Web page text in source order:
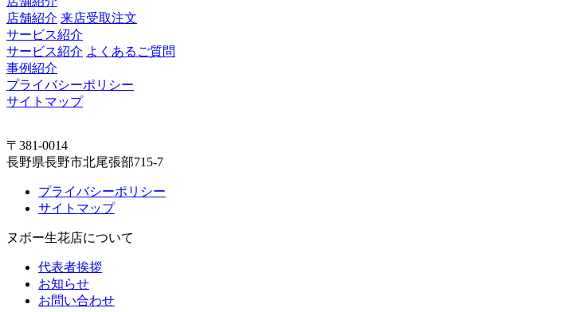
店舗紹介 来店受取注文
サービス紹介
サービス紹介 よくあるご質問
事例紹介
プライバシーポリシー
サイトマップ
〒381-0014
長野県長野市北尾張部715-7
プライバシーポリシー
サイトマップ
ヌボー生花店について
代表者挨拶
お知らせ
お問い合わせ